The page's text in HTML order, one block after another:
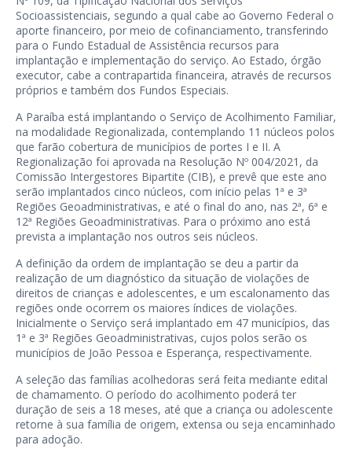
Socioassistenciais, segundo a qual cabe ao Governo Federal o
aporte financeiro, por meio de cofinanciamento, transferindo
para o Fundo Estadual de Assistência recursos para
implantação e implementação do serviço. Ao Estado, órgão
executor, cabe a contrapartida financeira, através de recursos
próprios e também dos Fundos Especiais.
A Paraíba está implantando o Serviço de Acolhimento Familiar,
na modalidade Regionalizada, contemplando 11 núcleos polos
que farão cobertura de municípios de portes I e II. A
Regionalização foi aprovada na Resolução Nº 004/2021, da
Comissão Intergestores Bipartite (CIB), e prevê que este ano
serão implantados cinco núcleos, com início pelas 1ª e 3ª
Regiões Geoadministrativas, e até o final do ano, nas 2ª, 6ª e
12ª Regiões Geoadministrativas. Para o próximo ano está
prevista a implantação nos outros seis núcleos.
A definição da ordem de implantação se deu a partir da
realização de um diagnóstico da situação de violações de
direitos de crianças e adolescentes, e um escalonamento das
regiões onde ocorrem os maiores índices de violações.
Inicialmente o Serviço será implantado em 47 municípios, das
1ª e 3ª Regiões Geoadministrativas, cujos polos serão os
municípios de João Pessoa e Esperança, respectivamente.
A seleção das famílias acolhedoras será feita mediante edital
de chamamento. O período do acolhimento poderá ter
duração de seis a 18 meses, até que a criança ou adolescente
retorne à sua família de origem, extensa ou seja encaminhado
para adoção.